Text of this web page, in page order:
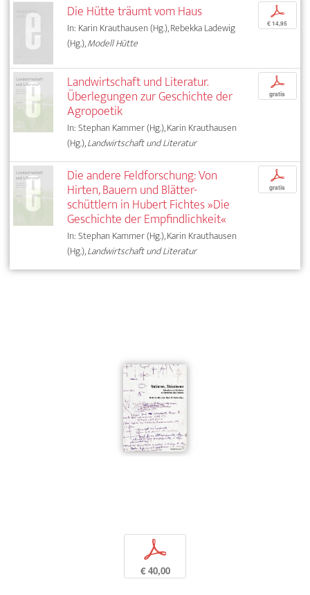
Die Hütte träumt vom Haus
In: Karin Krauthausen (Hg.), Rebekka Ladewig
(Hg.),Modell Hütte
p
€ 14,95
Landwirtschaft und Literatur.
Überlegungen zur Geschichte der
Agropoetik
In: Stephan Kammer (Hg.), Karin Krauthausen
(Hg.),Landwirtschaft und Literatur
p
gratis
Die andere Feldforschung: Von
Hirten, Bauern und Blätter­-
schüttlern in Hubert Fichtes »Die
Geschichte der Empfindlichkeit«
In: Stephan Kammer (Hg.), Karin Krauthausen
(Hg.),Landwirtschaft und Literatur
p
gratis
p
€ 40,00